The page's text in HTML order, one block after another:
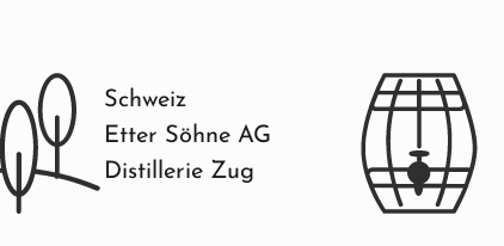
Schweiz
Etter Söhne AG
Distillerie Zug